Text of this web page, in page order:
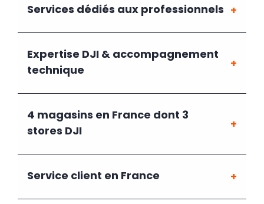
Services dédiés aux professionnels
Expertise DJI & accompagnement
technique
4 magasins en France dont 3
stores DJI
Service client en France